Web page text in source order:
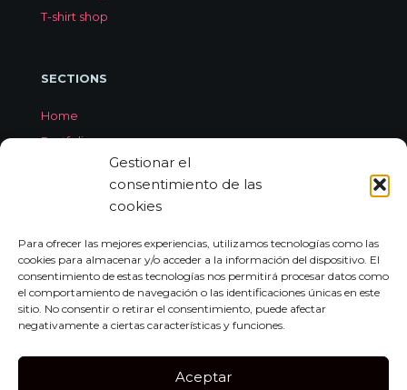
Gestionar el
consentimiento de las
cookies
Para ofrecer las mejores experiencias, utilizamos tecnologías como las
cookies para almacenar y/o acceder a la información del dispositivo. El
consentimiento de estas tecnologías nos permitirá procesar datos como
el comportamiento de navegación o las identificaciones únicas en este
sitio. No consentir o retirar el consentimiento, puede afectar
negativamente a ciertas características y funciones.
Aceptar
T-shirt shop
SECTIONS
Home
Portfolio
About Jorge Aleix
Contact
CONTACT